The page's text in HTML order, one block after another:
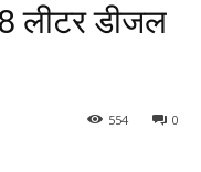
लीटर डीजल
0
554